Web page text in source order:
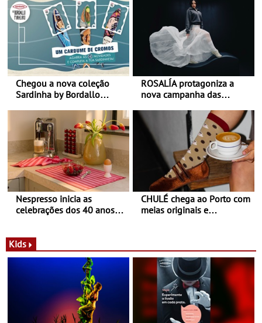
Chegou a nova coleção
Sardinha by Bordallo
ROSALÍA protagoniza a
nova campanha das
Balance
Nespresso inicia as
celebrações dos 40 anos
Novas - Edição limitada
Nespresso x Torres Novas
CHULÉ chega ao Porto com
meias originais e
Shopping
Kids